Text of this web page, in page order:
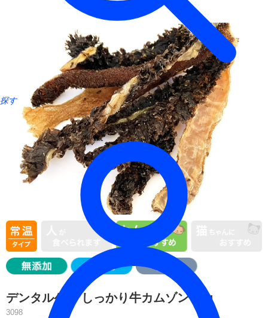
探す
デンタルケア しっかり牛カムゾン 40g
3098